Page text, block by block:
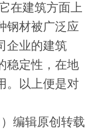
在建筑方面上
钢材被广泛应
企业的建筑
稳定性，在地
。以上便是对
）编辑原创转载